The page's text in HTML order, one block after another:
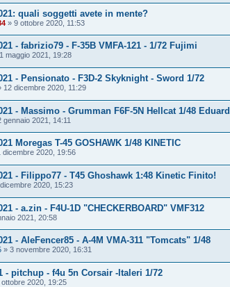
quali soggetti avete in mente?
» 9 ottobre 2020, 11:53
- fabrizio79 - F-35B VMFA-121 - 1/72 Fujimi
1 maggio 2021, 19:28
- Pensionato - F3D-2 Skyknight - Sword 1/72
12 dicembre 2020, 11:29
- Massimo - Grumman F6F-5N Hellcat 1/48 Eduard
gennaio 2021, 14:11
Moregas T-45 GOSHAWK 1/48 KINETIC
dicembre 2020, 19:56
- Filippo77 - T45 Ghoshawk 1:48 Kinetic Finito!
2020, 15:23
- a.zin - F4U-1D "CHECKERBOARD" VMF312
2021, 20:58
- AleFencer85 - A-4M VMA-311 "Tomcats" 1/48
» 3 novembre 2020, 16:31
- pitchup - f4u 5n Corsair -Italeri 1/72
ottobre 2020, 19:25